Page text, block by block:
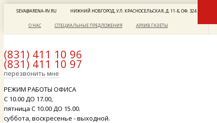
SEVA@ARENA-RV.RU НИЖНИЙ НОВГОРОД, УЛ. КРАСНОСЕЛЬСКАЯ, Д. 11-Б, ОФ. 324
О НАС СПЕЦИАЛЬНЫЕ ПРЕДЛОЖЕНИЯ АРХИВ ГАЗЕТЫ
x
(831) 411 10 96
(831) 411 10 97
перезвонить мне
РЕЖИМ РАБОТЫ ОФИСА
С 10.00 ДО 17.00,
пятница С 10.00 ДО 15.00.
суббота, воскресенье - выходной.